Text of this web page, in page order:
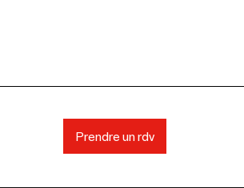
Prendre un rdv